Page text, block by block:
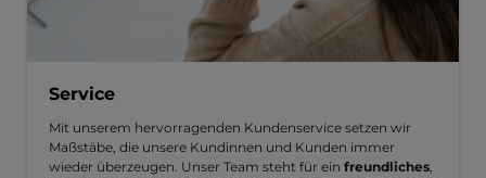
Service
Mit unserem hervorragenden Kundenservice setzen wir
Maßstäbe, die unsere Kundinnen und Kunden immer
wieder überzeugen. Unser Team steht für ein freundliches